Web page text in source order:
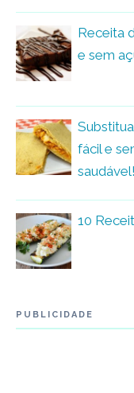
Receita
e sem
fácil e
saudável!
10
PUBLICIDADE